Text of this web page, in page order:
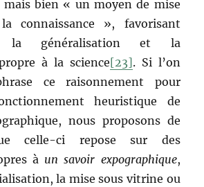
bien « un moyen de mise
connaissance », favorisant
la généralisation et la
à la science[23]. Si l’on
ce raisonnement pour
heuristique de
nous proposons de
celle-ci repose sur des
à un savoir expographique,
la mise sous vitrine ou